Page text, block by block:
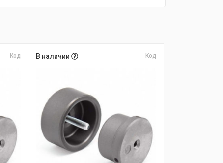
Код В наличии Код